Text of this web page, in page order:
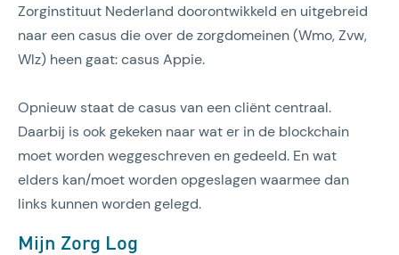
Zorginstituut Nederland doorontwikkeld en uitgebreid
naar een casus die over de zorgdomeinen (Wmo, Zvw,
Wlz) heen gaat: casus Appie.
Opnieuw staat de casus van een cliënt centraal.
Daarbij is ook gekeken naar wat er in de blockchain
moet worden weggeschreven en gedeeld. En wat
elders kan/moet worden opgeslagen waarmee dan
links kunnen worden gelegd.
Mijn Zorg Log